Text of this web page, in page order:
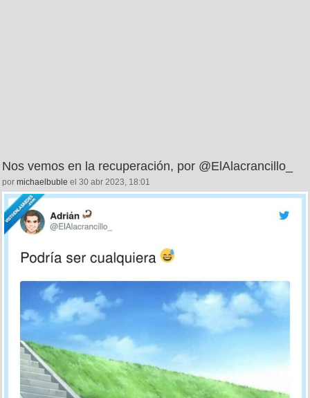
Nos vemos en la recuperación, por @ElAlacrancillo_
por michaelbuble el 30 abr 2023, 18:01